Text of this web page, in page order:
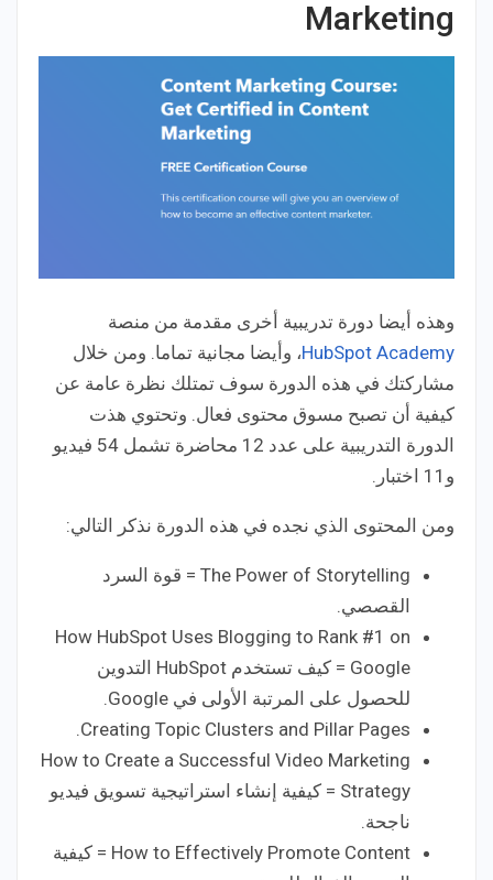
Marketing
وهذه أيضا دورة تدريبية أخرى مقدمة من منصة
HubSpot Academy، وأيضا مجانية تماما. ومن خلال
مشاركتك في هذه الدورة سوف تمتلك نظرة عامة عن
كيفية أن تصبح مسوق محتوى فعال. وتحتوي هذت
الدورة التدريبية على عدد 12 محاضرة تشمل 54 فيديو
و11 اختبار.
ومن المحتوى الذي نجده في هذه الدورة نذكر التالي:
The Power of Storytelling = قوة السرد
القصصي.
How HubSpot Uses Blogging to Rank #1 on
Google = كيف تستخدم HubSpot التدوين
للحصول على المرتبة الأولى في Google.
Creating Topic Clusters and Pillar Pages.
How to Create a Successful Video Marketing
Strategy = كيفية إنشاء استراتيجية تسويق فيديو
ناجحة.
How to Effectively Promote Content = كيفية